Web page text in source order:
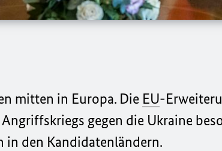
mitten in Europa. Die EU-
gegen die Ukraine
in den Kandidatenländern.